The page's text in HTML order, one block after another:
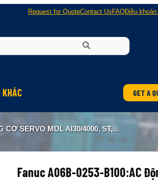
Request for QuoteContact Us FAQĐiều
phòng nổ
GET A
MDL AI30/4000, ST, SLK, A1000
Fanuc A06B-0253-B100:AC